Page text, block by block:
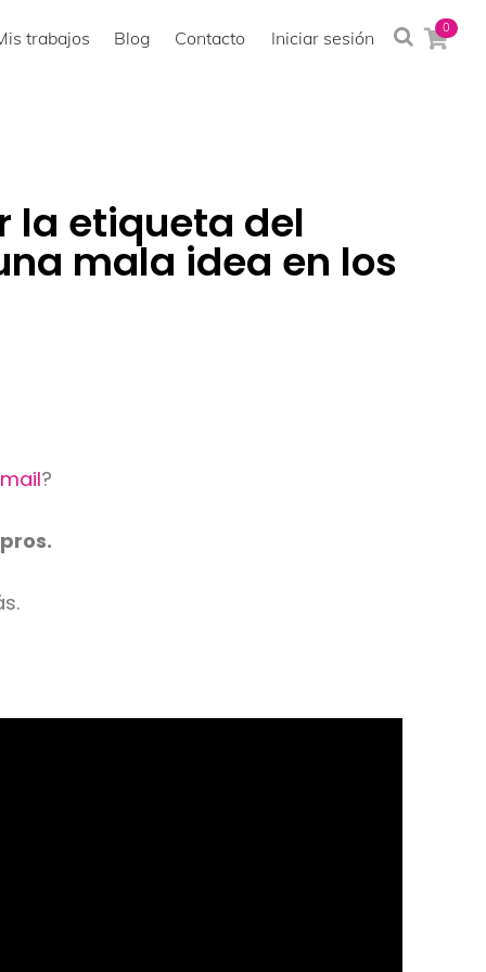
0
trabajos Blog Contacto Iniciar sesión
la etiqueta del
mala idea en los
?